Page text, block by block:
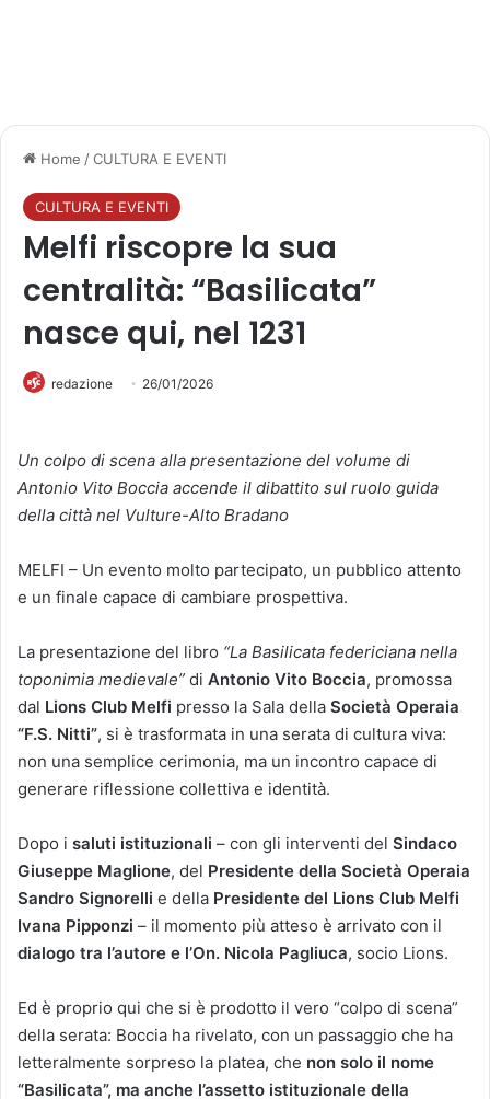
Home /CULTURA E EVENTI
CULTURA E EVENTI
Melfi riscopre la sua
centralità: “Basilicata”
nasce qui, nel 1231
redazione 26/01/2026
Un colpo di scena alla presentazione del volume di
Antonio Vito Boccia accende il dibattito sul ruolo guida
della città nel Vulture-Alto Bradano
MELFI – Un evento molto partecipato, un pubblico attento
e un finale capace di cambiare prospettiva.
La presentazione del libro “La Basilicata federiciana nella
toponimia medievale” di Antonio Vito Boccia, promossa
dal Lions Club Melfi presso la Sala della Società Operaia
“F.S. Nitti”, si è trasformata in una serata di cultura viva:
non una semplice cerimonia, ma un incontro capace di
generare riflessione collettiva e identità.
Dopo i saluti istituzionali – con gli interventi del Sindaco
Giuseppe Maglione, del Presidente della Società Operaia
Sandro Signorelli e della Presidente del Lions Club Melfi
Ivana Pipponzi – il momento più atteso è arrivato con il
dialogo tra l’autore e l’On. Nicola Pagliuca, socio Lions.
Ed è proprio qui che si è prodotto il vero “colpo di scena”
della serata: Boccia ha rivelato, con un passaggio che ha
letteralmente sorpreso la platea, che non solo il nome
“Basilicata”, ma anche l’assetto istituzionale della